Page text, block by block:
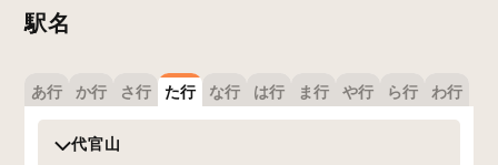
駅名
あ行 か行 さ行 た行 な行 は行 ま行 や行 ら行 わ行
代官山